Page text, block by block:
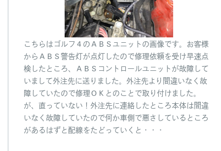
こちらはゴルフ４のＡＢＳユニットの画像です。お客様
からＡＢＳ警告灯が点灯したので修理依頼を受け早速点
検したところ、ＡＢＳコントロールユニットが故障して
いまして外注先に送りました。外注先より間違いなく故
障していたので修理ＯＫとのことで取り付けました。
が、直っていない！外注先に連絡したところ本体は間違
いなく故障していたので何か車側で悪さしているところ
があるはずと配線をたどっていくと・・・